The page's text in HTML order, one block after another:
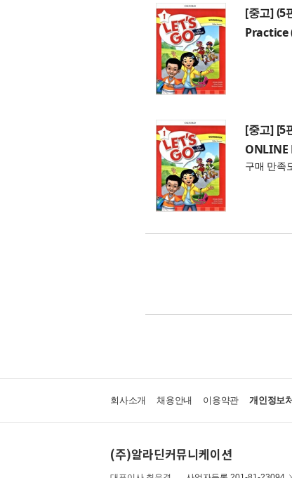
[중고]
Practice
[중고] [5
ONLINE
구매 만족
회사소개 채용안내 이용약관 개인정보
(주)알라딘커뮤니케이션